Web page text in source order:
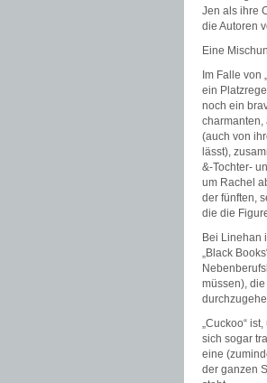
Jen als ihre
die Autoren
Eine
Im Falle
ein
noch ein
charmanten,
(auch von
lässt),
&-Tochter-
um Rachel
der fünften,
die die
Bei Linehan
„Black
müssen),
„Cuckoo“
sich sogar
eine
der ganzen